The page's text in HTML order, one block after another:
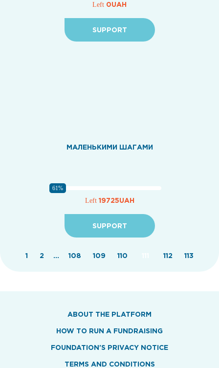
Left 0UAH
SUPPORT
МАЛЕНЬКИМИ ШАГАМИ
61%
Left 19725UAH
SUPPORT
1 2 ... 108 109 110 112 113
ABOUT THE PLATFORM
HOW TO RUN A FUNDRAISING
FOUNDATION'S PRIVACY NOTICE
TERMS AND CONDITIONS